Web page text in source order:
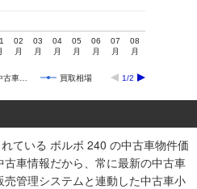
古車… 買取相場 1/2
02
月
03
月
04
月
05
月
06
月
07
月
08
月
ている ボルボ 240 の中古車物件価
車情報だから、常に最新の中古車
管理システムと連動した中古車小